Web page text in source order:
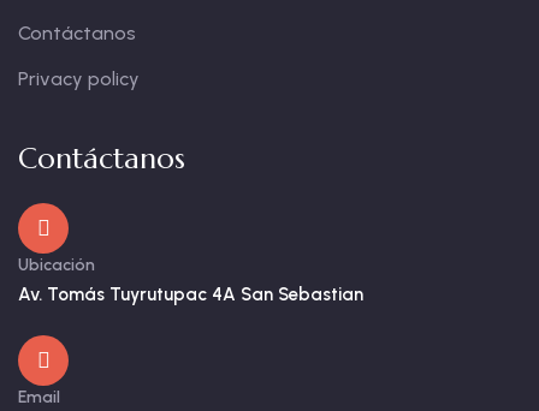
Contáctanos
Privacy policy
Contáctanos
Ubicación
Av. Tomás Tuyrutupac 4A San Sebastian
Email